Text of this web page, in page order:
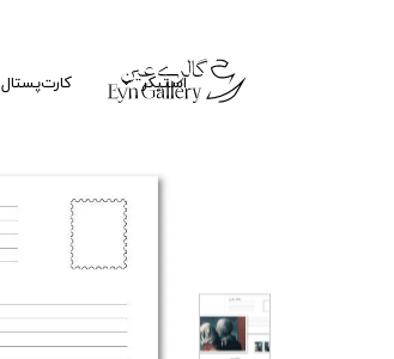
استیکر کارت‌پستال